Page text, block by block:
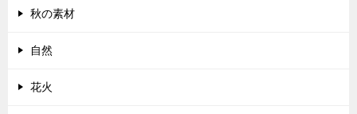
秋の素材
自然
花火